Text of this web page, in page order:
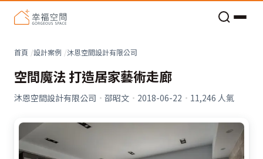
首頁 設計案例 沐恩空間設計有限公司
空間魔法 打造居家藝術走廊
沐恩空間設計有限公司 · 邵昭文 · 2018-06-22 · 11,246 人氣